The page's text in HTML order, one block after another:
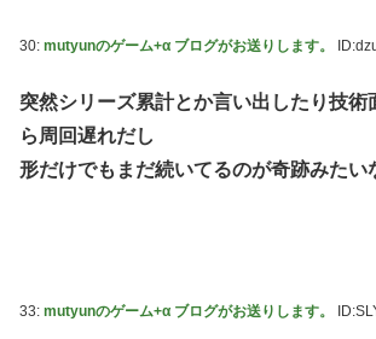
30: mutyunのゲーム+α ブログがお送りします。
突然シリーズ累計とか言い出したり技術
ら周回遅れだし
形だけでもまだ続いてるのが奇跡みたい
33: mutyunのゲーム+α ブログがお送りします。